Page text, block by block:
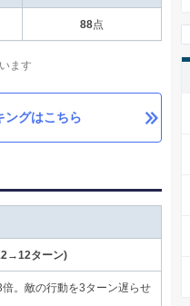
88点
ます
ングはこちら
ターン)
。敵の行動を3ターン遅らせ